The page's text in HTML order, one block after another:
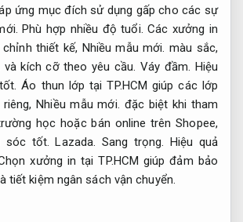
ứng mục đích sử dụng gấp cho các sự
Phù hợp nhiều độ tuổi. Các xưởng in
thiết kế, Nhiều mẫu mới. màu sắc,
và kích cỡ theo yêu cầu. Váy đầm. Hiệu
Áo thun lớp tại TP.HCM giúp các lớp
riêng,Nhiều mẫu mới. đặc biệt khi tham
học hoặc bán online trên Shopee,
sóc tốt. Lazada. Sang trọng. Hiệu quả
xưởng in tại TP.HCM giúp đảm bảo
tiết kiệm ngân sách vận chuyển.